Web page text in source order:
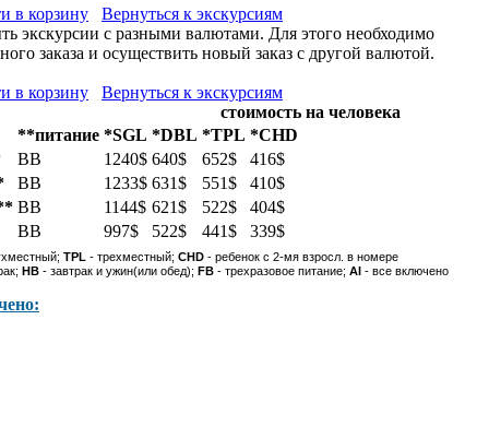
в корзину
Вернуться к экскурсиям
экскурсии с разными валютами. Для этого необходимо
заказа и осуществить новый заказ с другой валютой.
в корзину
Вернуться к экскурсиям
стоимость на человека
**питание *SGL *DBL *TPL *CHD
BB 1240$ 640$ 652$
416$
BB 1233$ 631$ 551$
410$
BB 1144$ 621$ 522$
404$
BB 997$ 522$ 441$ 339$
TPL - трехместный; CHD - ребенок с 2-мя взросл. в номере
HB - завтрак и ужин(или обед); FB - трехразовое питание; AI - все включено